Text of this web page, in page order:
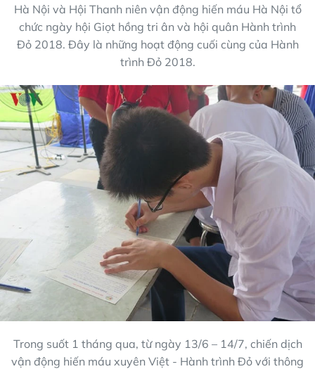
Hà Nội và Hội Thanh niên vận động hiến máu Hà Nội tổ
chức ngày hội Giọt hồng tri ân và hội quân Hành trình
Đỏ 2018. Đây là những hoạt động cuối cùng của Hành
trình Đỏ 2018.
Trong suốt 1 tháng qua, từ ngày 13/6 – 14/7, chiến dịch
vận động hiến máu xuyên Việt - Hành trình Đỏ với thông